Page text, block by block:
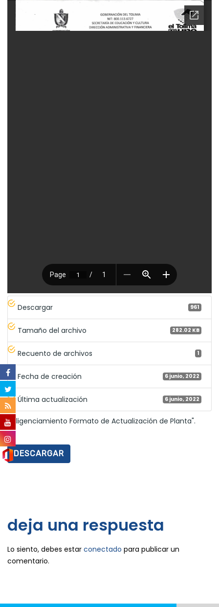
Descargar 961
Tamaño del archivo 282.02 KB
Recuento de archivos 1
Fecha de creación 6 junio, 2022
Última actualización 6 junio, 2022
"Diligenciamiento Formato de Actualización de Planta".
DESCARGAR
deja una respuesta
Lo siento, debes estar conectado para publicar un
comentario.